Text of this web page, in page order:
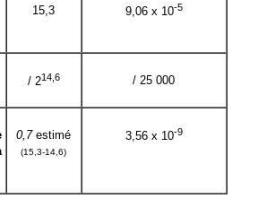
15,3 9,06 x 10-5
/ 214,6 / 25 000
0,7 estimé
(15,3-14,6)
3,56 x 10-9